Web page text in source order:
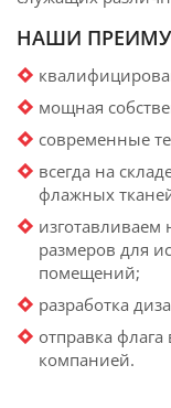
НАШИ
мощная
современные
всегда на
флажных
размеров для
помещений;
разработка
отправка
компанией.